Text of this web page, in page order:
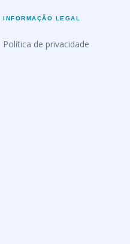
INFORMAÇÃO LEGAL
Política de privacidade